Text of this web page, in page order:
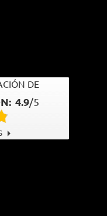
DE
4.9/5